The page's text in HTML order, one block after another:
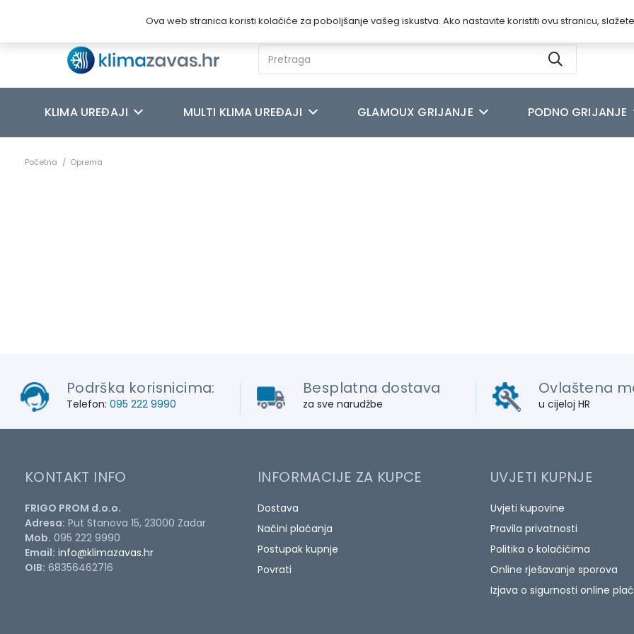
Kontakt
KLIMA UREĐAJI MULTI KLIMA UREĐAJI GLAMOUX GRIJANJE PODNO GRIJANJE
Početna / Oprema
Podrška korisnicima:
Telefon: 095 222 9990
Besplatna dostava
za sve narudžbe
Ovlaštena
u cijeloj HR
KONTAKT INFO
FRIGO PROM d.o.o.
Adresa: Put Stanova 15, 23000 Zadar
Mob. 095 222 9990
Email: info@klimazavas.hr
OIB: 68356462716
INFORMACIJE ZA KUPCE
Dostava
Načini plaćanja
Postupak kupnje
Povrati
UVJETI KUPNJE
Uvjeti kupovine
Pravila privatnosti
Politika o kolačićima
Online rješavanje sporova
Izjava o sigurnosti online
Ova web stranica koristi kolačiće za poboljšanje vašeg iskustva. Ako nastavite koristiti ovu stranicu,